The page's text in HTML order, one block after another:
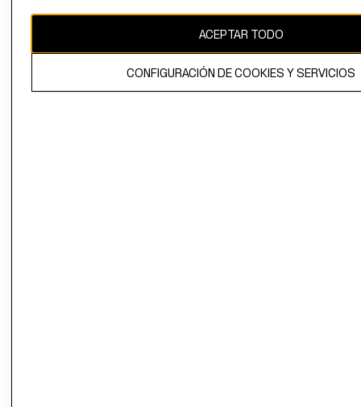
El contenido de esta página web está protegido por copyright y es
propiedad de H&M Hennes & Mauritz AB.
ACEPTAR TODO
CONFIGURACIÓN DE COOKIES Y SERVICIOS